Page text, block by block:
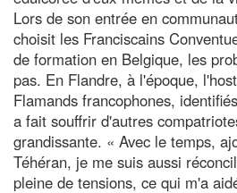
Lors de son entrée en
choisit les Franciscains
de formation en Belgique, les
pas. En Flandre, à l'époque,
Flamands francophones,
a fait souffrir d'autres
grandissante. « Avec le temps,
Téhéran, je me suis aussi
pleine de tensions, ce qui m'a